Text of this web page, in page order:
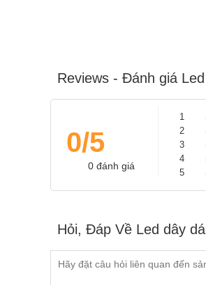
Thành phần cấu tạo
Led dây dán cao cấp 3528 -
Reviews - Đánh giá
0/5
0 đánh giá
1
2
3
4
5
Hỏi, Đáp Về Led dây